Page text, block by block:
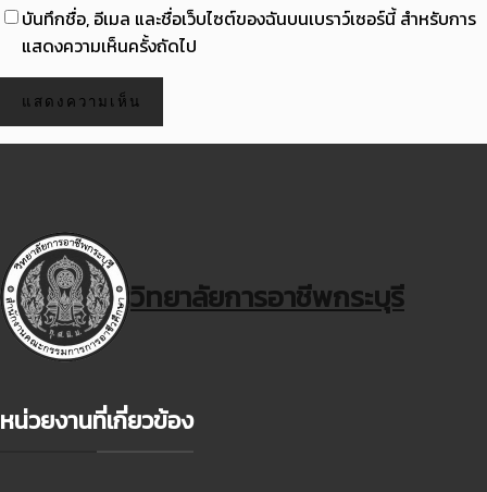
บันทึกชื่อ, อีเมล และชื่อเว็บไซต์ของฉันบนเบราว์เซอร์นี้ สำหรับการ
แสดงความเห็นครั้งถัดไป
วิทยาลัยการอาชีพกระบุรี
หน่วยงานที่เกี่ยวข้อง